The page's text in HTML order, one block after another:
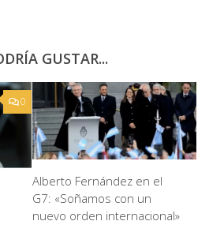
GUSTAR...
0
Alberto Fernández en el
G7: «Soñamos con un
nuevo orden internacional»